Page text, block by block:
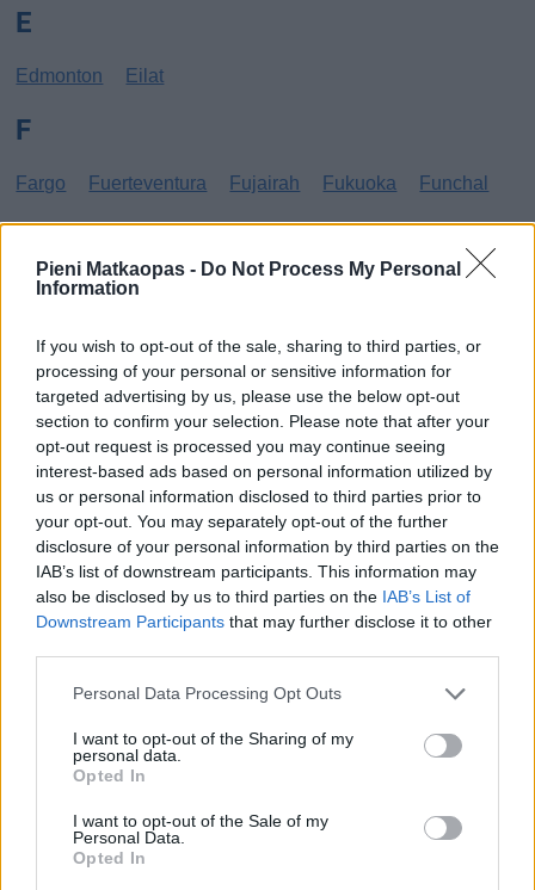
Pieni Matkaopas - Do Not Process My Personal
Information
If you wish to opt-out of the sale, sharing to third parties, or
processing of your personal or sensitive information for
targeted advertising by us, please use the below opt-out
section to confirm your selection. Please note that after your
opt-out request is processed you may continue seeing
interest-based ads based on personal information utilized by
us or personal information disclosed to third parties prior to
your opt-out. You may separately opt-out of the further
disclosure of your personal information by third parties on the
IAB’s list of downstream participants. This information may
also be disclosed by us to third parties on the IAB’s List of
Downstream Participants that may further disclose it to other
Personal Data Processing Opt Outs
I want to opt-out of the Sharing of my
personal data.
Opted In
I want to opt-out of the Sale of my
Personal Data.
Opted In
E
Edmonton Eilat
F
Fargo Fuerteventura Fujairah Fukuoka Funchal
Gibraltar Gran Canaria
Haag Hammamet Hania Hannover
Hanoi
Helsingborg Helsinki
Ho Chi Minh City
Hong Kong
Honolulu Houston Hua Hin
Innsbruck Izmir
Jönköping